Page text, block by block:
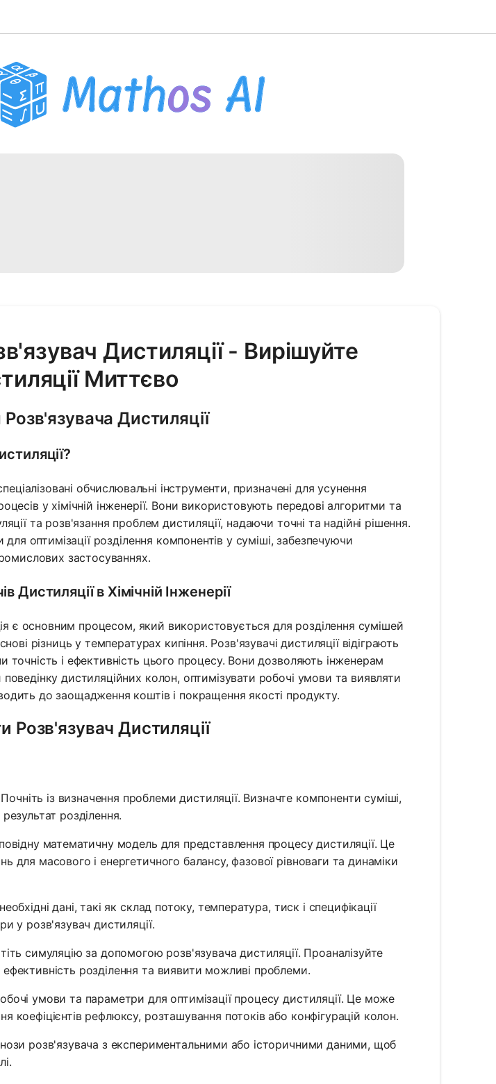
Дистиляції - Вирішуйте
Миттєво
Дистиляції
обчислювальні інструменти, призначені для усунення
у хімічній інженерії. Вони використовують передові алгоритми та
та розв'язання проблем дистиляції, надаючи точні та надійні рішення.
оптимізації розділення компонентів у суміші, забезпечуючи
застосуваннях.
Дистиляції в Хімічній Інженерії
є основним процесом, який використовується для розділення сумішей
різниць у температурах кипіння. Розв'язувачі дистиляції відіграють
і ефективність цього процесу. Вони дозволяють інженерам
дистиляційних колон, оптимізувати робочі умови та виявляти
до заощадження коштів і покращення якості продукту.
Розв'язувач Дистиляції
Почніть із визначення проблеми дистиляції. Визначте компоненти суміші,
розділення.
математичну модель для представлення процесу дистиляції. Це
для масового і енергетичного балансу, фазової рівноваги та динаміки
дані, такі як склад потоку, температура, тиск і специфікації
у розв'язувач дистиляції.
симуляцію за допомогою розв'язувача дистиляції. Проаналізуйте
розділення та виявити можливі проблеми.
умови та параметри для оптимізації процесу дистиляції. Це може
коефіцієнтів рефлюксу, розташування потоків або конфігурацій колон.
розв'язувача з експериментальними або історичними даними, щоб